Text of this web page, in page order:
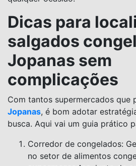
Dicas para
salgados
Jopanas sem
complicações
Com tantos supermercados que
Jopanas, é bom adotar
busca. Aqui vai um guia prático
Corredor de congelados:
no setor de alimentos